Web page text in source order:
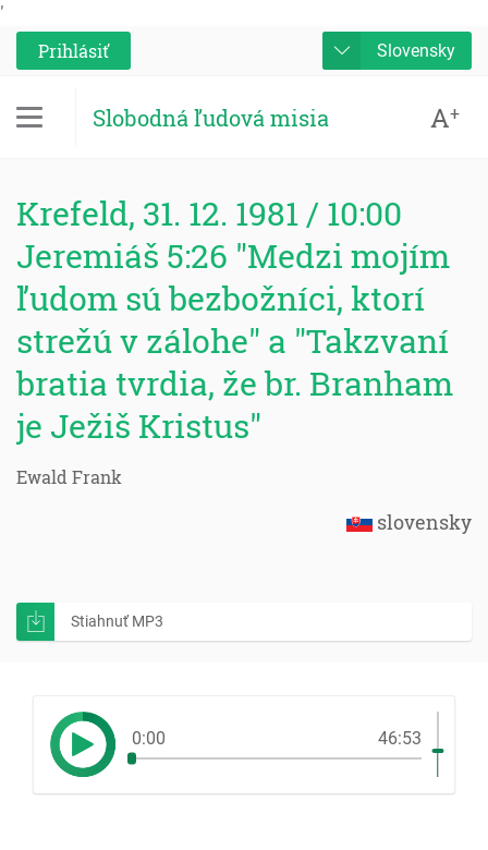
'
Prihlásiť
Slovensky
Slobodná ľudová misia A+
Krefeld, 31. 12. 1981 / 10:00
Jeremiáš 5:26 "Medzi mojím
ľudom sú bezbožníci, ktorí
strežú v zálohe" a "Takzvaní
bratia tvrdia, že br. Branham
je Ježiš Kristus"
Ewald Frank
slovensky
Stiahnuť MP3
0:00 46:53